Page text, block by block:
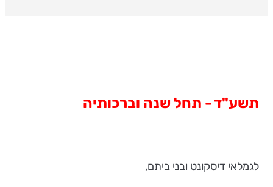
תשע"ד - תחל שנה וברכותיה
לגמלאי דיסקונט ובני ביתם,